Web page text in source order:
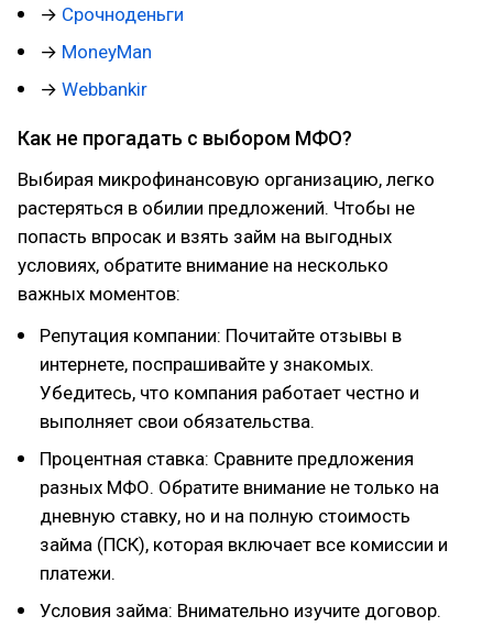
→ Срочноденьги
→ MoneyMan
→ Webbankir
Как не прогадать с выбором МФО?
Выбирая микрофинансовую организацию, легко
растеряться в обилии предложений. Чтобы не
попасть впросак и взять займ на выгодных
условиях, обратите внимание на несколько
важных моментов:
Репутация компании: Почитайте отзывы в
интернете, поспрашивайте у знакомых.
Убедитесь, что компания работает честно и
выполняет свои обязательства.
Процентная ставка: Сравните предложения
разных МФО. Обратите внимание не только на
дневную ставку, но и на полную стоимость
займа (ПСК), которая включает все комиссии и
платежи.
Условия займа: Внимательно изучите договор.